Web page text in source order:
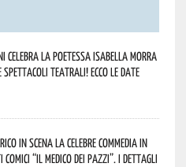
celebra la poetessa Isabella Morra
spettacoli teatrali! Ecco le date
in scena la celebre commedia in
“Il medico dei pazzi”. I dettagli